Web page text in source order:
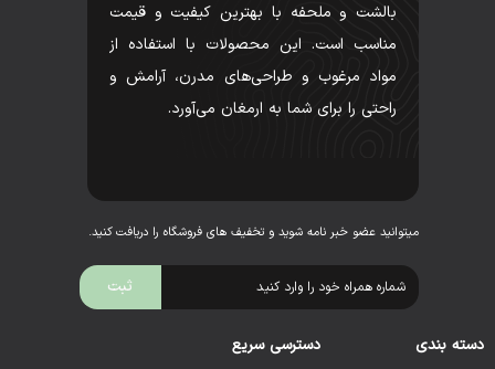
بالشت و ملحفه با بهترین کیفیت و قیمت
مناسب است. این محصولات با استفاده از
مواد مرغوب و طراحی‌های مدرن، آرامش و
راحتی را برای شما به ارمغان می‌آورد.
میتوانید عضو خبر نامه شوید و تخفیف های فروشگاه را دریافت کنید.
دسته بندی دسترسی سریع